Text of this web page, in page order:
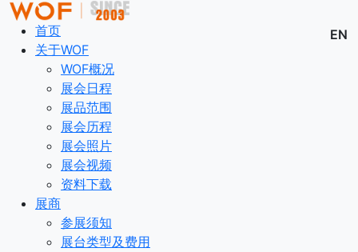
EN
首页
关于WOF
WOF概况
展会日程
展品范围
展会历程
展会照片
展会视频
资料下载
展商
参展须知
展台类型及费用